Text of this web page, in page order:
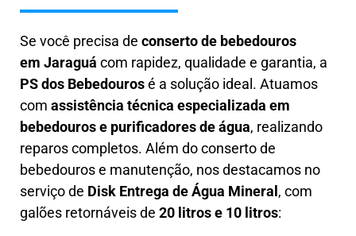
Se você precisa de conserto de bebedouros
em Jaraguá com rapidez, qualidade e garantia, a
PS dos Bebedourosé a solução ideal. Atuamos
com assistência técnica especializada em
bebedouros e purificadores de água, realizando
reparos completos. Além do conserto de
bebedouros e manutenção, nos destacamos no
serviço de Disk Entrega de Água Mineral , com
galões retornáveis de 20 litros e 10 litros: